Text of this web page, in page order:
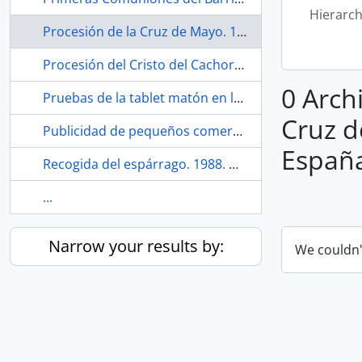
Procesión de la Cruz de Mayo. 1989. La Bachillera (barrio, Sevilla, España, ca.1948-)
Procesión del Cristo del Cachorro por el Puente de Triana. Hacia 1979. Sevilla (España)
Pruebas de la tablet matón en la peluquería Mari Carmen. Barrio de San Diego. 2021. Sevilla (España).
Publicidad de pequeños comercios en periódico Habla San Diego. 2021. Sevilla (España)
Recogida del espárrago. 1988. Martín de la Jara (Sevilla, España)
...
Narrow your results by:
0
Cruz
We